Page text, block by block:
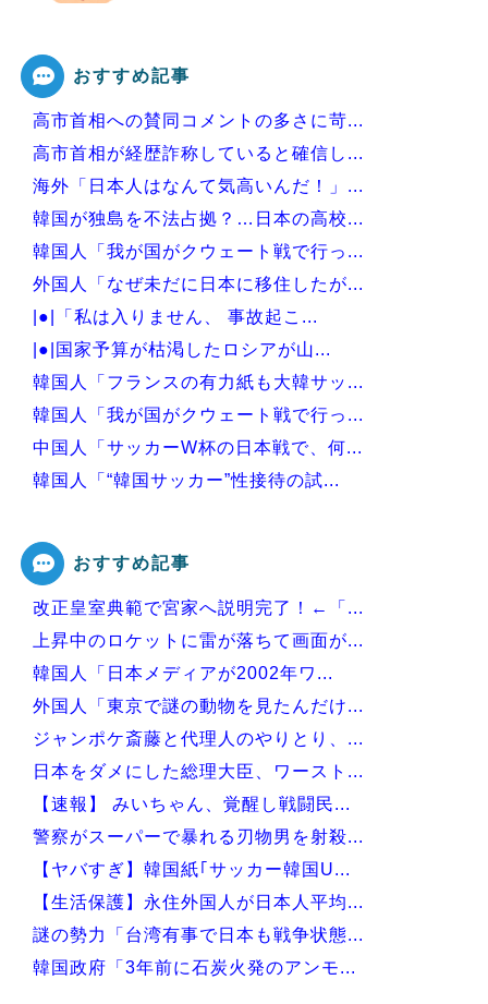
おすすめ記事
高市首相への賛同コメントの多さに苛...
高市首相が経歴詐称していると確信し...
海外「日本人はなんて気高いんだ！」...
韓国が独島を不法占拠？…日本の高校...
韓国人「我が国がクウェート戦で行っ...
外国人「なぜ未だに日本に移住したが...
|●|「私は入りません、 事故起こ...
|●|国家予算が枯渇したロシアが山...
韓国人「フランスの有力紙も大韓サッ...
韓国人「我が国がクウェート戦で行っ...
中国人「サッカーW杯の日本戦で、何...
韓国人「“韓国サッカー”性接待の試...
Powered by livedoor 相互RSS
おすすめ記事
改正皇室典範で宮家へ説明完了！←「...
上昇中のロケットに雷が落ちて画面が...
韓国人「日本メディアが2002年ワ...
外国人「東京で謎の動物を見たんだけ...
ジャンポケ斎藤と代理人のやりとり、...
日本をダメにした総理大臣、ワースト...
【速報】 みいちゃん、覚醒し戦闘民...
警察がスーパーで暴れる刃物男を射殺...
【ヤバすぎ】韓国紙｢サッカー韓国U...
【生活保護】永住外国人が日本人平均...
謎の勢力「台湾有事で日本も戦争状態...
韓国政府「3年前に石炭火発のアンモ...